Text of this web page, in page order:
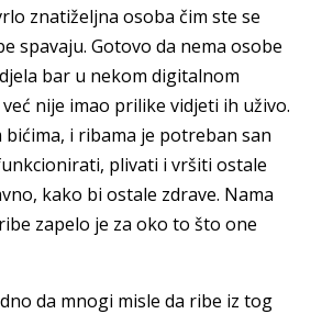
znatiželjna osoba čim ste se
spavaju. Gotovo da nema osobe
bar u nekom digitalnom
nije imao prilike vidjeti ih uživo.
bićima, i ribama je potreban san
plivati i vršiti ostale
kako bi ostale zdrave. Nama
zapelo je za oko to što one
da mnogi misle da ribe iz tog